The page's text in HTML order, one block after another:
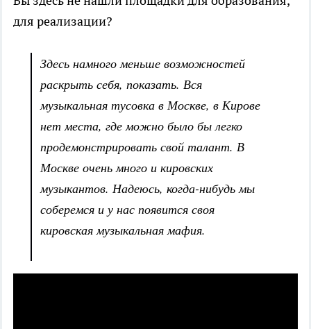
для реализации?
Здесь намного меньше возможностей
раскрыть себя, показать. Вся
музыкальная тусовка в Москве, в Кирове
нет места, где можно было бы легко
продемонстрировать свой талант. В
Москве очень много и кировских
музыкантов. Надеюсь, когда-нибудь мы
соберемся и у нас появится своя
кировская музыкальная мафия.